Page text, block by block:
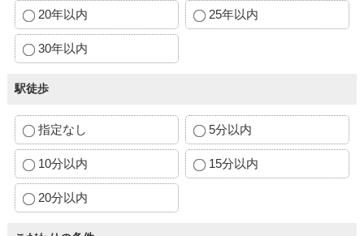
20年以内 25年以内
30年以内
駅徒歩
指定なし 5分以内
10分以内 15分以内
20分以内